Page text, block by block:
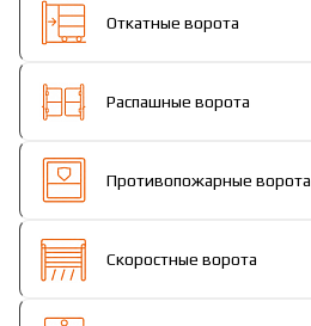
Откатные ворота
Распашные ворота
Противопожарные ворота
Скоростные ворота